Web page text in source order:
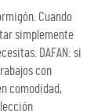
Cuando
simplemente
DAFAN: si
con
comodidad,